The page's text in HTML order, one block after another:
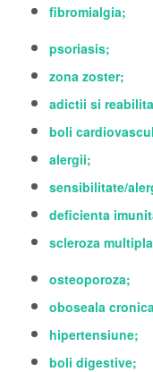
fibromialgia;
psoriasis;
zona zoster;
adictii si
boli
alergii;
sensibilitate/
deficienta
scleroza
osteoporoza;
oboseala
hipertensiune;
boli digestive;